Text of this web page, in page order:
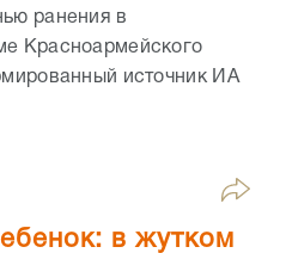
ранения в
Красноармейского
источник ИА
в жутком